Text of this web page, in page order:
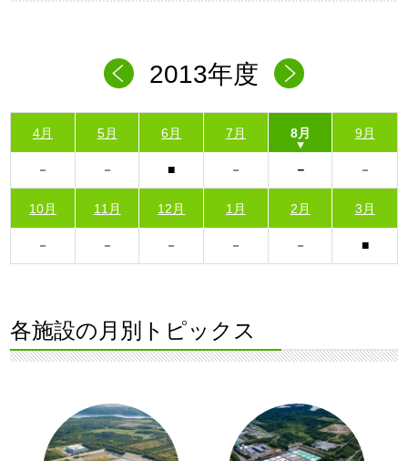
2013年度
4月 5月 6月 7月 8月 9月
10月 11月 12月 1月 2月 3月
各施設の月別トピックス